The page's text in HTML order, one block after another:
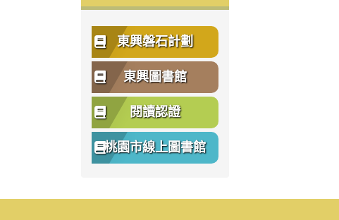
東興磐石計劃
東興圖書館
閱讀認證
桃園市線上圖書館